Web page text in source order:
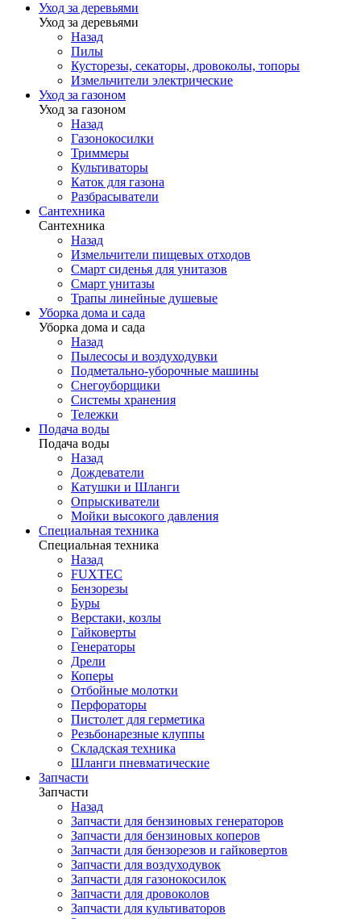
Уход за деревьями
Уход за деревьями
Назад
Пилы
Кусторезы, секаторы, дровоколы, топоры
Измельчители электрические
Уход за газоном
Уход за газоном
Назад
Газонокосилки
Триммеры
Культиваторы
Каток для газона
Разбрасыватели
Сантехника
Сантехника
Назад
Измельчители пищевых отходов
Смарт сиденья для унитазов
Смарт унитазы
Трапы линейные душевые
Уборка дома и сада
Уборка дома и сада
Назад
Пылесосы и воздуходувки
Подметально-уборочные машины
Снегоуборщики
Системы хранения
Тележки
Подача воды
Подача воды
Назад
Дождеватели
Катушки и Шланги
Опрыскиватели
Мойки высокого давления
Специальная техника
Специальная техника
Назад
FUXTEC
Бензорезы
Буры
Верстаки, козлы
Гайковерты
Генераторы
Дрели
Коперы
Отбойные молотки
Перфораторы
Пистолет для герметика
Резьбонарезные клуппы
Складская техника
Шланги пневматические
Запчасти
Запчасти
Назад
Запчасти для бензиновых генераторов
Запчасти для бензиновых коперов
Запчасти для бензорезов и гайковертов
Запчасти для воздуходувок
Запчасти для газонокосилок
Запчасти для дровоколов
Запчасти для культиваторов